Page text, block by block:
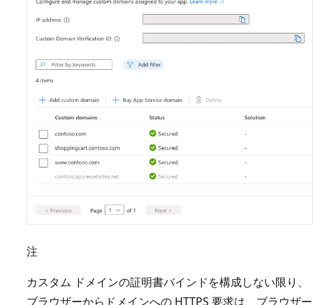
注
カスタム ドメインの証明書バインドを構成しない限り、
ブラウザーからドメインへの HTTPS 要求は、ブラウザー